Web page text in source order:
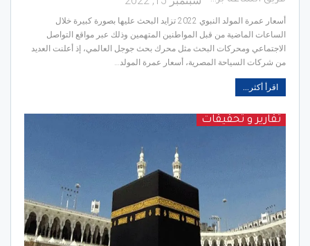
أسعار عمرة المولد النبوي 2022 تزايد البحث عليها بصورة كبيرة خلال
الساعات الماضية من قبل المواطنين المتهمين وذلك عبر مواقع التواصل
الاجتماعي ومحركات البحث مثل محرك بحث جوجل العالمي، إذ أعلنت العديد
من شركات السياحة المصرية، أسعار عمرة المولد…
اقرأ أكثر...
تقارير و تحقيقات